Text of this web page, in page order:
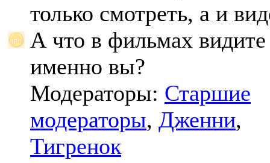
только смотреть, а и
А что в фильмах видите
именно вы?
Модераторы: Старшие
модераторы, Дженни,
Тигренок